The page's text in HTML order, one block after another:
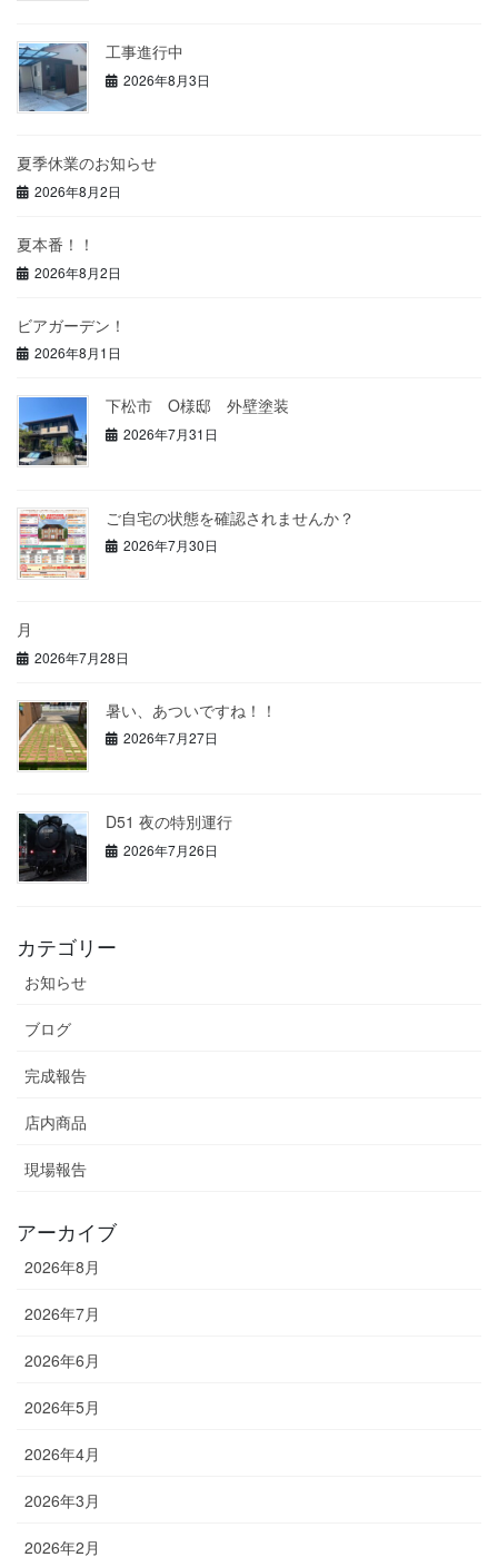
工事進行中
2026年8月3日
夏季休業のお知らせ
2026年8月2日
夏本番！！
2026年8月2日
ビアガーデン！
2026年8月1日
下松市 O様邸 外壁塗装
2026年7月31日
ご自宅の状態を確認されませんか？
2026年7月30日
月
2026年7月28日
暑い、あついですね！！
2026年7月27日
D51 夜の特別運行
2026年7月26日
カテゴリー
お知らせ
ブログ
完成報告
店内商品
現場報告
アーカイブ
2026年8月
2026年7月
2026年6月
2026年5月
2026年4月
2026年3月
2026年2月